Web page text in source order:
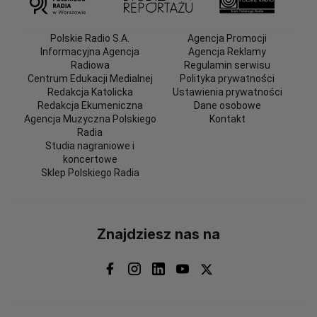
Polskie Radio S.A.
Informacyjna Agencja
Radiowa
Centrum Edukacji Medialnej
Redakcja Katolicka
Redakcja Ekumeniczna
Agencja Muzyczna Polskiego
Radia
Studia nagraniowe i
koncertowe
Sklep Polskiego Radia
Agencja Promocji
Agencja Reklamy
Regulamin serwisu
Polityka prywatności
Ustawienia prywatności
Dane osobowe
Kontakt
Znajdziesz nas na